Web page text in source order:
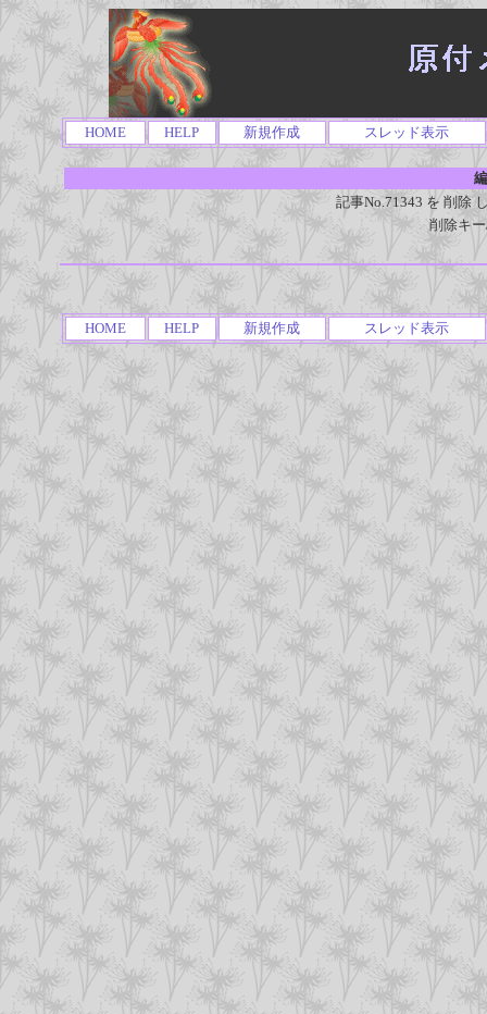
HOME HELP 新規作成 スレッド表示
記事No.71343 を 削除
削除キ
HOME HELP 新規作成 スレッド表示